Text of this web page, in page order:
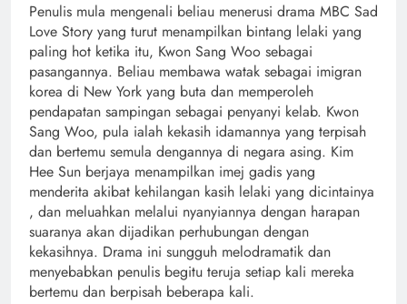
Penulis mula mengenali beliau menerusi drama MBC Sad
Love Story yang turut menampilkan bintang lelaki yang
paling hot ketika itu, Kwon Sang Woo sebagai
pasangannya. Beliau membawa watak sebagai imigran
korea di New York yang buta dan memperoleh
pendapatan sampingan sebagai penyanyi kelab. Kwon
Sang Woo, pula ialah kekasih idamannya yang terpisah
dan bertemu semula dengannya di negara asing. Kim
Hee Sun berjaya menampilkan imej gadis yang
menderita akibat kehilangan kasih lelaki yang dicintainya
, dan meluahkan melalui nyanyiannya dengan harapan
suaranya akan dijadikan perhubungan dengan
kekasihnya. Drama ini sungguh melodramatik dan
menyebabkan penulis begitu teruja setiap kali mereka
bertemu dan berpisah beberapa kali.